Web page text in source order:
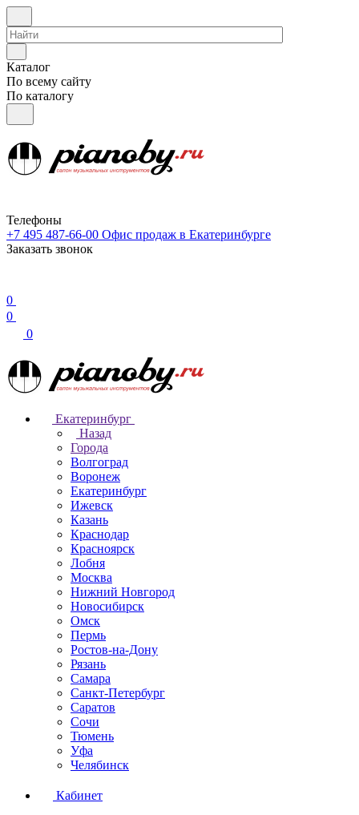
Каталог
По всему сайту
По каталогу
Телефоны
+7 495 487-66-00 Офис продаж в Екатеринбурге
Заказать звонок
0
0
0
Екатеринбург
Назад
Города
Волгоград
Воронеж
Екатеринбург
Ижевск
Казань
Краснодар
Красноярск
Лобня
Москва
Нижний Новгород
Новосибирск
Омск
Пермь
Ростов-на-Дону
Рязань
Самара
Санкт-Петербург
Саратов
Сочи
Тюмень
Уфа
Челябинск
Кабинет